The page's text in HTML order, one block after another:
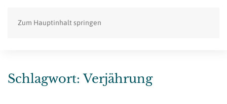
Zum Hauptinhalt springen
Schlagwort:Verjährung